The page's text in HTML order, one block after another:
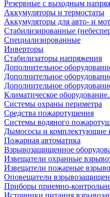
Резервные с выходным
Аккумуляторы и термостаты
Аккумуляторы для авто- и
Стабилизированные
Специализированные
Инверторы
Стабилизаторы напряжения
Дополнительное
Дополнительное
Дополнительное
Климатическое
Системы охраны периметра
Средства пожаротушения
Системы водяного
Дымососы и комплектующие
Пожарная автоматика
Взрывозащищенное
Извещатели охранные
Извещатели пожарные
Оповещатели
Приборы приемно-
Источники питания